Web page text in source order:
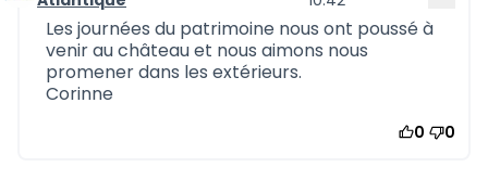
Les journées du patrimoine nous ont poussé à
venir au château et nous aimons nous
promener dans les extérieurs.
Corinne
0 0